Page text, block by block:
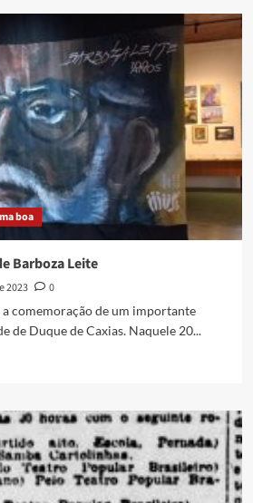
boa
Barboza Leite
2023
0
comemoração de um importante
de Duque de Caxias. Naquele 20...